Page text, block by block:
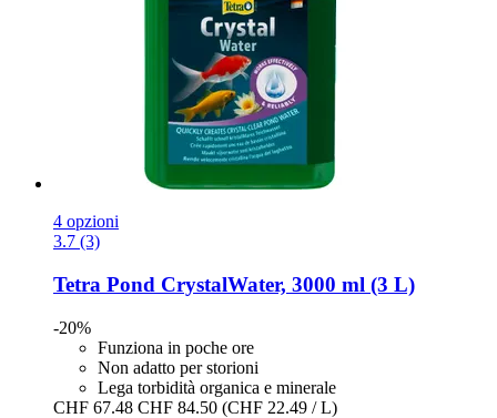
4 opzioni
3.7 (3)
Tetra Pond CrystalWater, 3000 ml (3 L)
-20%
Funziona in poche ore
Non adatto per storioni
Lega torbidità organica e minerale
CHF 67.48 CHF 84.50 (CHF 22.49 / L)